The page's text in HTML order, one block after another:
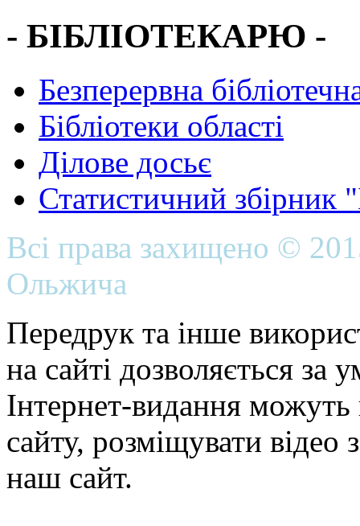
- БІБЛІОТЕКАРЮ -
Безперервна
Бібліотеки області
Ділове досьє
Статистичний
Всі права захищено ©
Ольжича
Передрук та інше
на сайті дозволяється
Інтернет-видання можуть
сайту, розміщувати відео
наш сайт.